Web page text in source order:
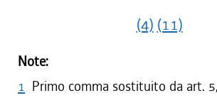
(4) (11)
Note:
1 Primo comma sostituito da art.